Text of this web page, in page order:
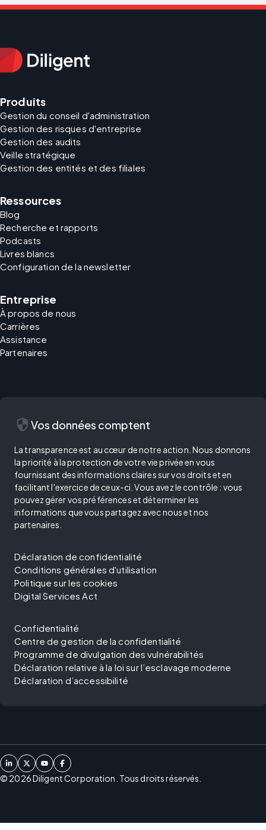
Produits
Gestion du conseil d'administration
Gestion des risques d'entreprise
Gestion des audits
Veille stratégique
Gestion des entités et des filiales
Ressources
Blog
Recherche et rapports
Podcasts
Livres blancs
Configuration de la newsletter
Entreprise
À propos de nous
Carrières
Assistance
Partenaires
security Vos données comptent
La transparence est au cœur de notre action. Nous donnons
la priorité à la protection de votre vie privée en vous
fournissant des informations claires sur vos droits et en
facilitant l'exercice de ceux-ci. Vous avez le contrôle : vous
pouvez gérer vos préférences et déterminer les
informations que vous partagez avec nous et nos
partenaires.
Déclaration de confidentialité
Conditions générales d'utilisation
Politique sur les cookies
Digital Services Act
Confidentialité
Centre de gestion de la confidentialité
Programme de divulgation des vulnérabilités
Déclaration relative à la loi sur l’esclavage moderne
Déclaration d’accessibilité
© 2026Diligent Corporation. Tous droits réservés.